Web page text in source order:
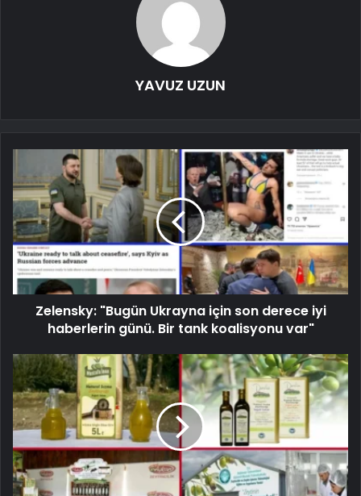
YAVUZ UZUN
Zelensky: "Bugün Ukrayna için son derece iyi
haberlerin günü. Bir tank koalisyonu var"